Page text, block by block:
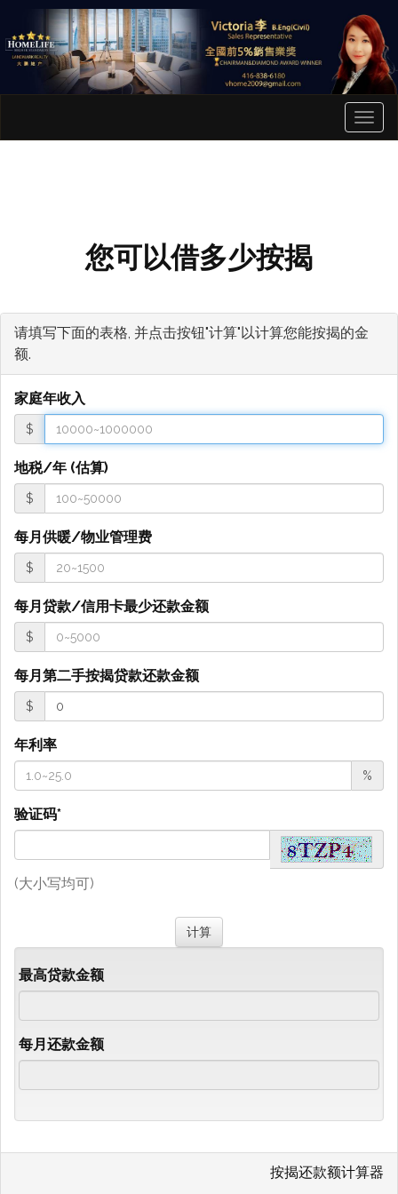
菜
单
您可以借多少按揭
请填写下面的表格, 并点击按钮"计算"以计算您能按揭的金
额.
家庭年收入
$
地税/年 (估算)
$
每月供暖/物业管理费
$
每月贷款/信用卡最少还款金额
$
每月第二手按揭贷款还款金额
$
年利率
%
验证码*
(大小写均可)
最高贷款金额
每月还款金额
按揭还款额计算器